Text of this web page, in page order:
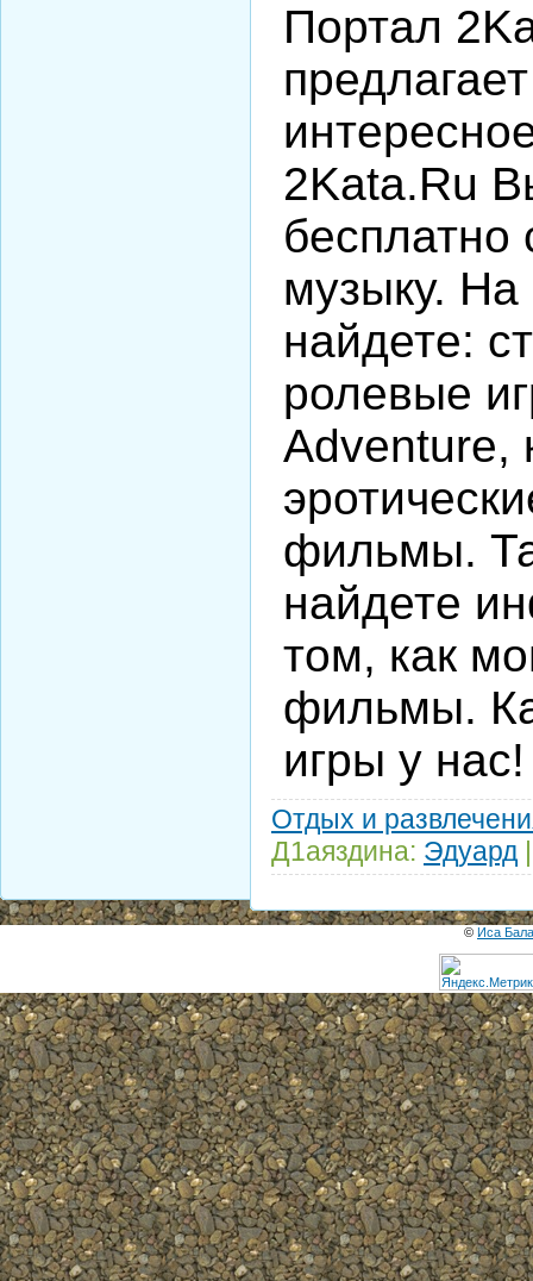
Портал
2Kata.Ru
бесплатно
музыку.
найдете:
ролевые
Adventure,
фильмы.
найдете
том, как
фильмы.
игры у нас!
Отдых и
Д1аяздина: Эдуард
© Иса